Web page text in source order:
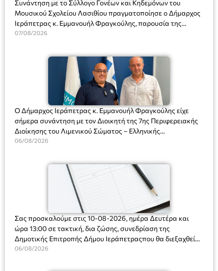
Συνάντηση με το Σύλλογο Γονέων και Κηδεμόνων του
Μουσικού Σχολείου Λασιθίου πραγματοποίησε ο Δήμαρχος
Ιεράπετρας κ. Εμμανουήλ Φραγκούλης, παρουσία της
Διευθύντριας του σχολείου κας Μαριάννας Χαΐτα.
07/08/2026
Ο Δήμαρχος Ιεράπετρας κ. Εμμανουήλ Φραγκούλης είχε
σήμερα συνάντηση με τον Διοικητή της 7ης Περιφερειακής
Διοίκησης του Λιμενικού Σώματος – Ελληνικής
Ακτοφυλακής (Λ.Σ.-ΕΛ.ΑΚΤ.), Αρχιπλοίαρχο Λ.Σ. κ. Ιωάννη
06/08/2026
Σας προσκαλούμε στις 10-08-2026, ημέρα Δευτέρα και
ώρα 13:00 σε τακτική, δια ζώσης, συνεδρίαση της
Δημοτικής Επιτροπής Δήμου Ιεράπετραςπου θα διεξαχθεί
στο Δημοτικό Κατάστημα, Δημοκρατίας 31 στην αίθουσα
06/08/2026